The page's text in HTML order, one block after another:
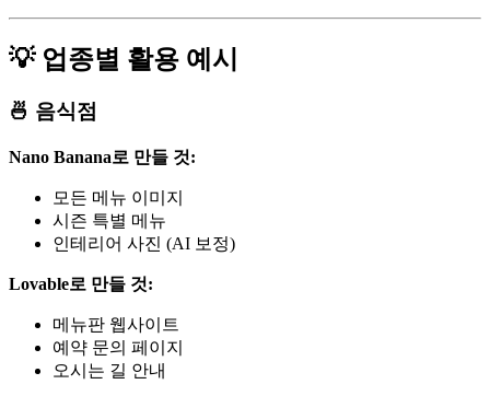
💡 업종별 활용 예시
🍜 음식점
Nano Banana로 만들 것:
모든 메뉴 이미지
시즌 특별 메뉴
인테리어 사진 (AI 보정)
Lovable로 만들 것:
메뉴판 웹사이트
예약 문의 페이지
오시는 길 안내